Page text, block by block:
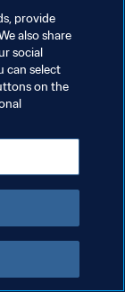
سياسة الخصوصية
إدارة تفضيلات ملفات
provide
also share
social
can select
on the